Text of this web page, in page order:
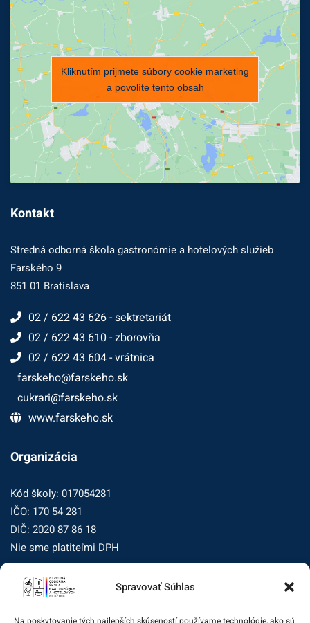
Spravovať Súhlas
Kliknutím prijmete súbory cookie marketing
a povolíte tento obsah
Kontakt
Stredná odborná škola gastronómie a hotelových služieb
Farského 9
851 01 Bratislava
02 / 622 43 626 - sektretariát
02 / 622 43 610 - zborovňa
02 / 622 43 604 - vrátnica
farskeho@farskeho.sk
cukrari@farskeho.sk
www.farskeho.sk
Organizácia
Kód školy: 017054281
IČO: 170 54 281
DIČ: 2020 87 86 18
Nie sme platiteľmi DPH
Zásady ochrany osobných údajov